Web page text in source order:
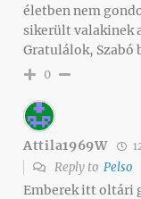
életben nem
sikerült valakinek
Gratulálok, Szabó
0
Attila1969W
Reply to Pelso
Emberek itt oltári